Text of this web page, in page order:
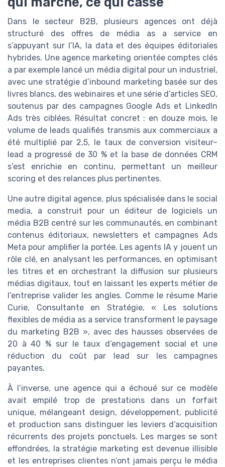
Dans le secteur B2B, plusieurs agences ont déjà
structuré des offres de média as a service en
s’appuyant sur l’IA, la data et des équipes éditoriales
hybrides. Une agence marketing orientée comptes clés
a par exemple lancé un média digital pour un industriel,
avec une stratégie d’inbound marketing basée sur des
livres blancs, des webinaires et une série d’articles SEO,
soutenus par des campagnes Google Ads et LinkedIn
Ads très ciblées. Résultat concret : en douze mois, le
volume de leads qualifiés transmis aux commerciaux a
été multiplié par 2,5, le taux de conversion visiteur–
lead a progressé de 30 % et la base de données CRM
s’est enrichie en continu, permettant un meilleur
scoring et des relances plus pertinentes.
Une autre digital agence, plus spécialisée dans le social
media, a construit pour un éditeur de logiciels un
média B2B centré sur les communautés, en combinant
contenus éditoriaux, newsletters et campagnes Ads
Meta pour amplifier la portée. Les agents IA y jouent un
rôle clé, en analysant les performances, en optimisant
les titres et en orchestrant la diffusion sur plusieurs
médias digitaux, tout en laissant les experts métier de
l’entreprise valider les angles. Comme le résume Marie
Curie, Consultante en Stratégie, « Les solutions
flexibles de média as a service transforment le paysage
du marketing B2B », avec des hausses observées de
20 à 40 % sur le taux d’engagement social et une
réduction du coût par lead sur les campagnes
payantes.
À l’inverse, une agence qui a échoué sur ce modèle
avait empilé trop de prestations dans un forfait
unique, mélangeant design, développement, publicité
et production sans distinguer les leviers d’acquisition
récurrents des projets ponctuels. Les marges se sont
effondrées, la stratégie marketing est devenue illisible
et les entreprises clientes n’ont jamais perçu le média